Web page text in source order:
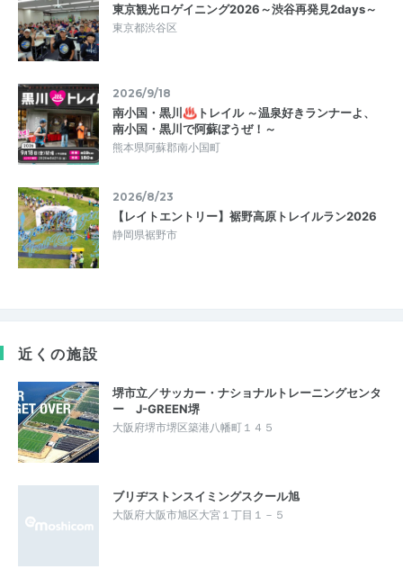
東京観光ロゲイニング2026～渋谷再発見2days～
東京都渋谷区
2026/9/18
南小国・黒川♨トレイル ～温泉好きランナーよ、
南小国・黒川で阿蘇ぼうぜ！～
熊本県阿蘇郡南小国町
2026/8/23
【レイトエントリー】裾野高原トレイルラン2026
静岡県裾野市
近くの施設
堺市立／サッカー・ナショナルトレーニングセンタ
ー J-GREEN堺
大阪府堺市堺区築港八幡町１４５
ブリヂストンスイミングスクール旭
大阪府大阪市旭区大宮１丁目１－５